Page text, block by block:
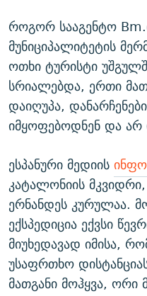
როგორ სააგენტო
მუნიციპალიტეტის
ოთხი ტურისტი
სრიალებდა, ერთი
დაიღუპა,
იმყოფებოდნენ და არ
ესპანური მედიის
კატალონიის
ერნანდეს კურულაა.
ექსპედიცია ექვსი
მიუხედავად იმისა,
უსაფრთხო
მათგანი მოჰყვა, ორი